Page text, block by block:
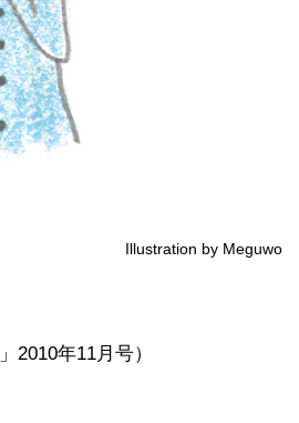
Illustration by Meguwo
2010年11月号）